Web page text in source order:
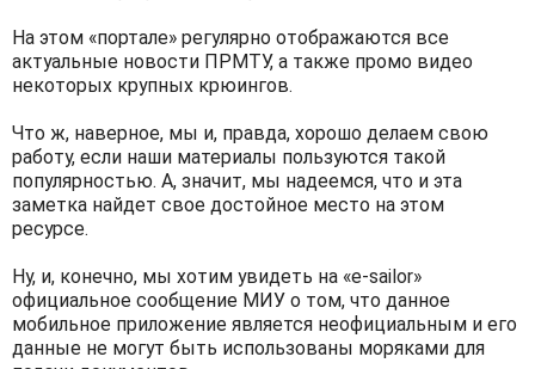
На этом «портале» регулярно отображаются все
актуальные новости ПРМТУ, а также промо видео
некоторых крупных крюингов.
Что ж, наверное, мы и, правда, хорошо делаем свою
работу, если наши материалы пользуются такой
популярностью. А, значит, мы надеемся, что и эта
заметка найдет свое достойное место на этом
ресурсе.
Ну, и, конечно, мы хотим увидеть на «e-sailor»
официальное сообщение МИУ о том, что данное
мобильное приложение является неофициальным и его
данные не могут быть использованы моряками для